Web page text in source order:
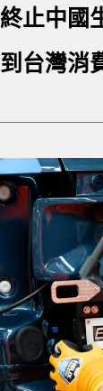
終止中國
到台灣消